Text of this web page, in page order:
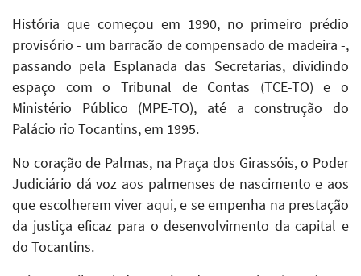
História que começou em 1990, no primeiro prédio
provisório - um barracão de compensado de madeira -,
passando pela Esplanada das Secretarias, dividindo
espaço com o Tribunal de Contas (TCE-TO) e o
Ministério Público (MPE-TO), até a construção do
Palácio rio Tocantins, em 1995.
No coração de Palmas, na Praça dos Girassóis, o Poder
Judiciário dá voz aos palmenses de nascimento e aos
que escolherem viver aqui, e se empenha na prestação
da justiça eficaz para o desenvolvimento da capital e
do Tocantins.